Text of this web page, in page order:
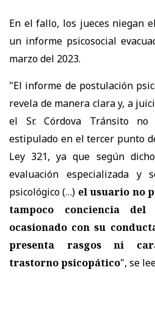
En el fallo, los jueces niegan
un informe psicosocial
marzo del 2023.
"El informe de postulación
revela de manera clara y, a
el Sr. Córdova Tránsito
estipulado en el tercer punto
Ley 321, ya que según
evaluación especializada y
psicológico (…) el usuario no
tampoco conciencia
ocasionado con su
presenta rasgos ni
trastorno psicopático", se